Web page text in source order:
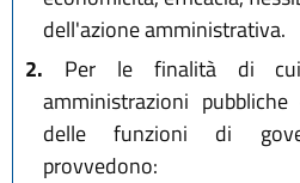
dell'azione amministrativa.
2. Per le finalità di
amministrazioni
delle funzioni di
provvedono: